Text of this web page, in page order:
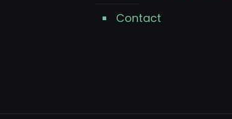
Contact